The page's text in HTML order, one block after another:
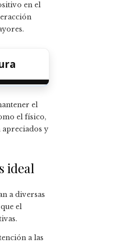
en el
el
el físico,
apreciados y
ideal
a diversas
el
a las